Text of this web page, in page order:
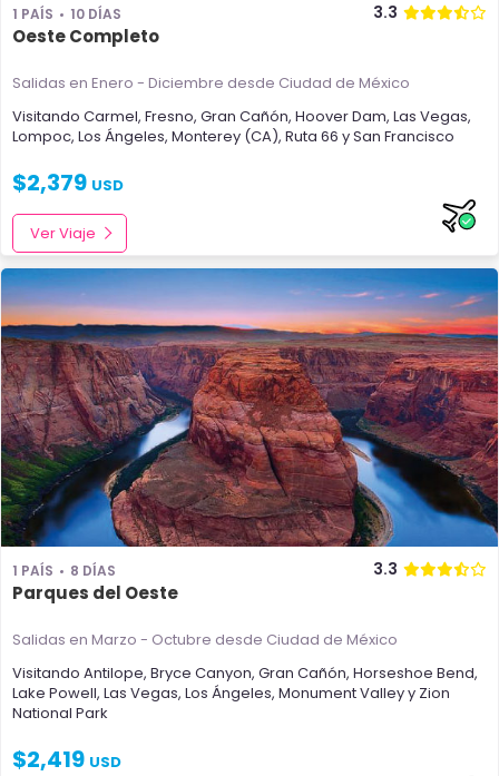
1 PAÍS 10 DÍAS 3.3
Oeste Completo
Salidas en Enero - Diciembre desde Ciudad de México
Visitando Carmel, Fresno, Gran Cañón, Hoover Dam, Las Vegas,
Lompoc, Los Ángeles, Monterey (CA), Ruta 66 ySan Francisco
$2,379 USD
Ver Viaje
1 PAÍS 8 DÍAS 3.3
Parques del Oeste
Salidas en Marzo - Octubre desde Ciudad de México
Visitando Antilope, Bryce Canyon, Gran Cañón, Horseshoe Bend,
Lake Powell, Las Vegas, Los Ángeles, Monument Valleyy Zion
National Park
$2,419 USD